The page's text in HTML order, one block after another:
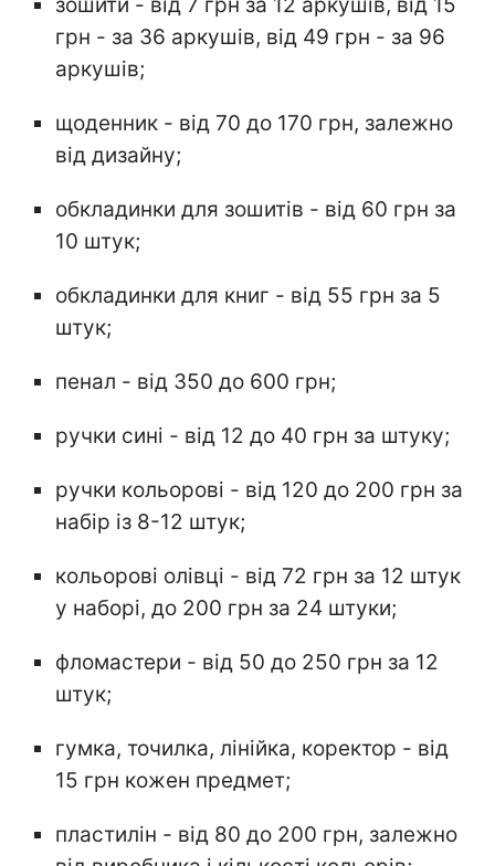
зошити - від 7 грн за 12 аркушів, від 15
грн - за 36 аркушів, від 49 грн - за 96
аркушів;
щоденник - від 70 до 170 грн, залежно
від дизайну;
обкладинки для зошитів - від 60 грн за
10 штук;
обкладинки для книг - від 55 грн за 5
штук;
пенал - від 350 до 600 грн;
ручки сині - від 12 до 40 грн за штуку;
ручки кольорові - від 120 до 200 грн за
набір із 8-12 штук;
кольорові олівці - від 72 грн за 12 штук
у наборі, до 200 грн за 24 штуки;
фломастери - від 50 до 250 грн за 12
штук;
гумка, точилка, лінійка, коректор - від
15 грн кожен предмет;
пластилін - від 80 до 200 грн, залежно